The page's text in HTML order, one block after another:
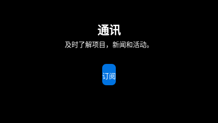
通讯
及时了解项目，新闻和活动。
订阅